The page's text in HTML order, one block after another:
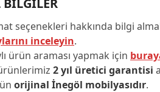
seçenekleri hakkında bilgi
inceleyin.
ürün araması yapmak için
2 yıl üretici garantisi
orijinal İnegöl mobilyasıdır.